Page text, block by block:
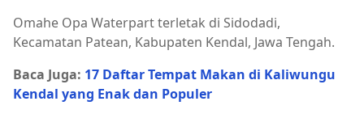
Omahe Opa Waterpart terletak di Sidodadi,
Kecamatan Patean, Kabupaten Kendal, Jawa Tengah.
Baca Juga: 17 Daftar Tempat Makan di Kaliwungu
Kendal yang Enak dan Populer